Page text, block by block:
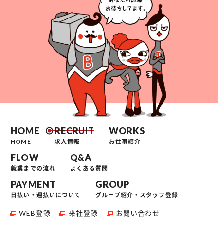
HOME
HOME
RECRUIT
求人情報
WORKS
お仕事紹介
FLOW
就業までの流れ
Q&A
よくある質問
PAYMENT
日払い・週払いについて
GROUP
グループ紹介・スタッフ登録
WEB登録 来社登録 お問い合わせ